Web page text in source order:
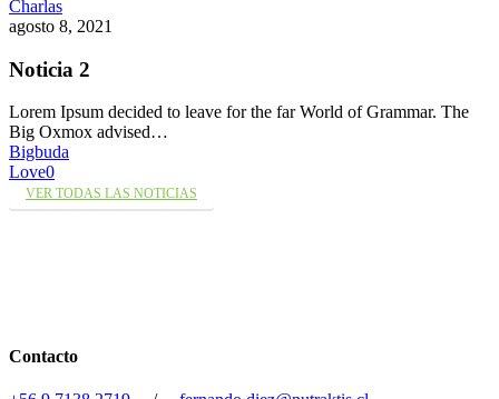
Charlas
agosto 8, 2021
Noticia 2
Lorem Ipsum decided to leave for the far World of Grammar. The
Big Oxmox advised…
Bigbuda
Love0
VER TODAS LAS NOTICIAS
Contacto